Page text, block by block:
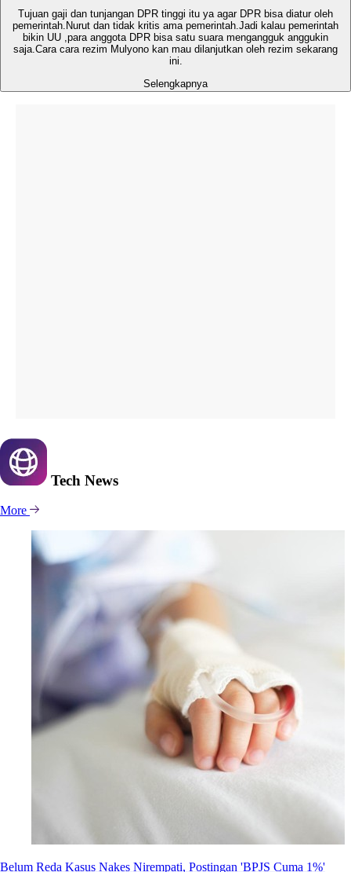
Tujuan gaji dan tunjangan DPR tinggi itu ya agar DPR bisa diatur oleh
pemerintah.Nurut dan tidak kritis ama pemerintah.Jadi kalau pemerintah
bikin UU ,para anggota DPR bisa satu suara mengangguk anggukin
saja.Cara cara rezim Mulyono kan mau dilanjutkan oleh rezim sekarang
ini.
Selengkapnya
Tech News
More
Belum Reda Kasus Nakes Nirempati, Postingan 'BPJS Cuma 1%'